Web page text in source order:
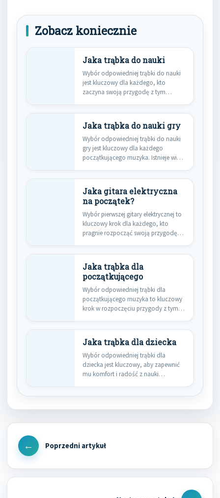
Zobacz koniecznie
Jaka trąbka do nauki
Wybór odpowiedniej trąbki do nauki
jest kluczowy dla każdego, kto
zaczyna swoją przygodę z tym…
Jaka trąbka do nauki gry
Wybór odpowiedniej trąbki do nauki
gry jest kluczowy dla każdego
początkującego muzyka. Istnieje wiele
Jaka gitara elektryczna
na początek?
Wybór pierwszej gitary elektrycznej to
kluczowy krok dla każdego, kto
pragnie rozpocząć swoją przygodę
Jaka trąbka dla
początkującego
Wybór odpowiedniej trąbki dla
początkującego muzyka to kluczowy
krok w rozpoczęciu przygody z tym
Jaka trąbka dla dziecka
Wybór odpowiedniej trąbki dla
dziecka jest kluczowy, aby zapewnić
mu komfort i radość z nauki…
Nawigacja
wpisu
Previous